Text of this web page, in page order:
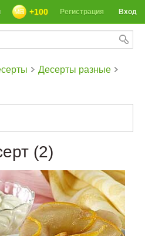
Вход
Регистрация
+100
Десерты разные
(2)